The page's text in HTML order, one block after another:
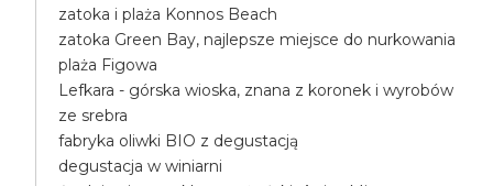
zatoka i plaża Konnos Beach
zatoka Green Bay, najlepsze miejsce do nurkowania
plaża Figowa
Lefkara - górska wioska, znana z koronek i wyrobów
ze srebra
fabryka oliwki BIO z degustacją
degustacja w winiarni